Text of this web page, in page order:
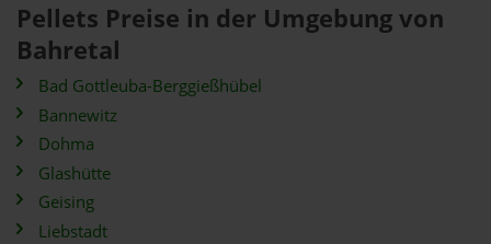
Pellets Preise in der Umgebung von
Bahretal
Bad Gottleuba-Berggießhübel
Bannewitz
Dohma
Glashütte
Geising
Liebstadt